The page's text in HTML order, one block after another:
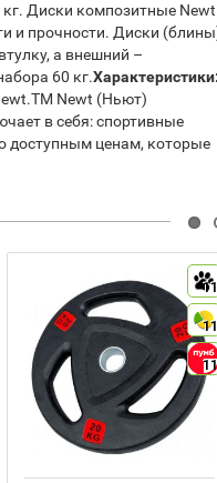
Диски композитные Newt
и прочности. Диски
а внешний –
60 кг.Характеристики:
Newt (Ньют)
в себя: спортивные
доступным ценам, которые
11
11
11